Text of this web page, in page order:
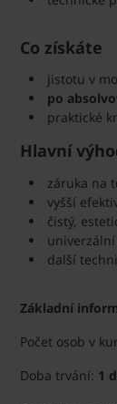
Co získáte
jistotu v
po
praktické
Hlavní
záruka na
vyšší
čistý,
další
Základní
Počet osob v
Doba trvání: 1